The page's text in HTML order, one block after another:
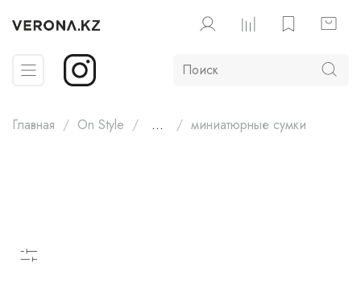
Главная On Style ... миниатюрные сумки